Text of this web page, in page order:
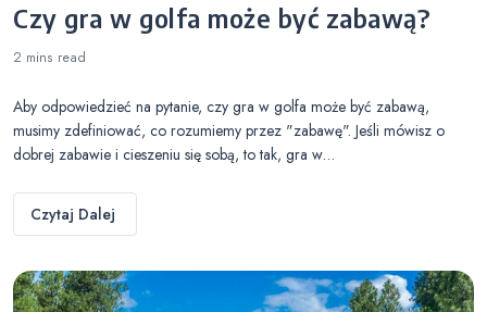
Czy gra w golfa może być zabawą?
2 mins read
Aby odpowiedzieć na pytanie, czy gra w golfa może być zabawą,
musimy zdefiniować, co rozumiemy przez "zabawę". Jeśli mówisz o
dobrej zabawie i cieszeniu się sobą, to tak, gra w…
Czytaj Dalej